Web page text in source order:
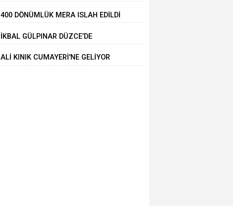
400 DÖNÜMLÜK MERA ISLAH EDİLDİ
İKBAL GÜLPINAR DÜZCE’DE
ALİ KINIK CUMAYERİ'NE GELİYOR